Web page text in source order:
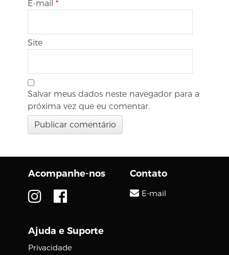
E-mail *
Site
Salvar meus dados neste navegador para a
próxima vez que eu comentar.
Acompanhe-nos
Ajuda e Suporte
Privacidade
Contato
E-mail